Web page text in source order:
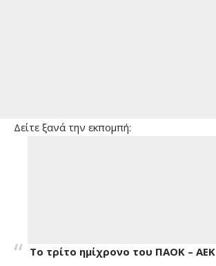
Δείτε ξανά την εκπομπή:
Το τρίτο ημίχρονο του ΠΑΟΚ – ΑΕΚ